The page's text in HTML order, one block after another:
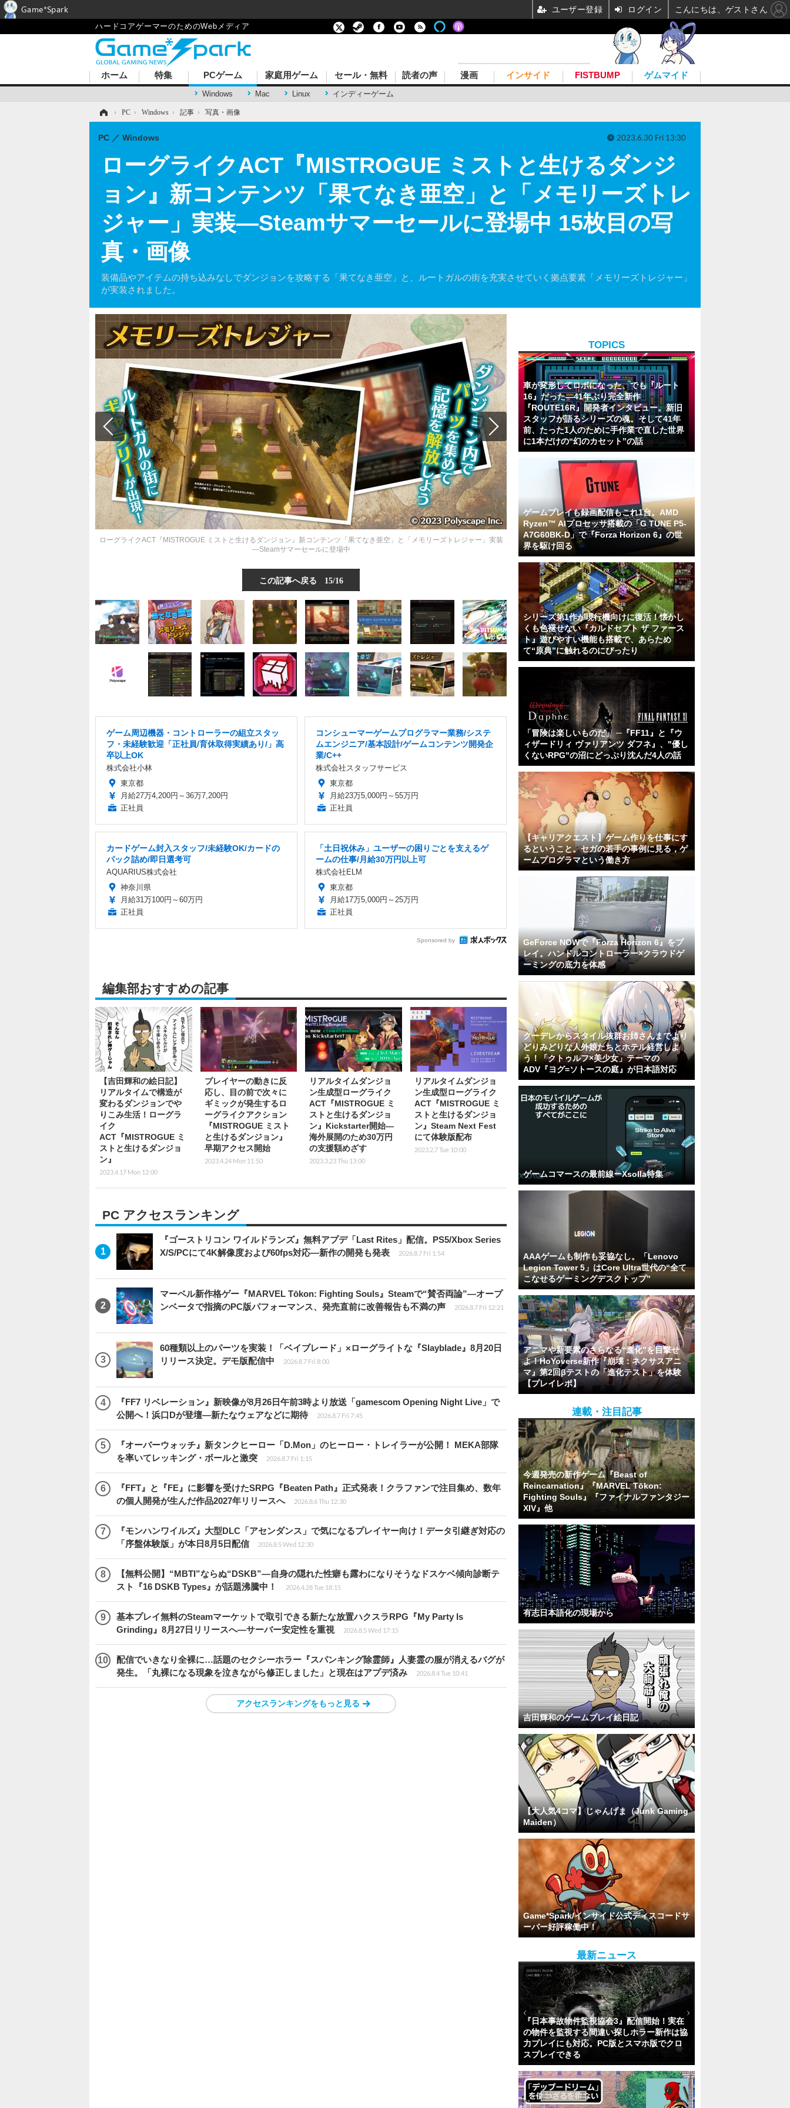
ハードコアゲーマーのためのWebメディア
ホーム 特集 PCゲーム
Windows Mac Linux インディーゲーム
家庭用ゲーム セール・無料 読者の声 漫画 インサイド FISTBUMP ゲムマイド
› PC › Windows › 記事 › 写真・画像
ローグライクACT『MISTROGUE ミストと生けるダンジ
ョン』新コンテンツ「果てなき亜空」と「メモリーズトレ
ジャー」実装―Steamサマーセールに登場中 15枚目の写
真・画像
装備品やアイテムの持ち込みなしでダンジョンを攻略する「果てなき亜空」と、ルートガルの街を充実させていく拠点要素「メモリーズトレジャー」
が実装されました。
PC Windows 2023.6.30 Fri 13:30
ローグライクACT『MISTROGUE ミストと生けるダンジョン』新コンテンツ「果てなき亜空」と「メモリーズトレジャー」実装
―Steamサマーセールに登場中
この記事へ戻る 15/16
ゲーム周辺機器・コントローラーの組立スタッ
フ・未経験歓迎「正社員/育休取得実績あり/」高
卒以上OK
株式会社小林
東京都
月給27万4,200円～36万7,200円
正社員
コンシューマーゲームプログラマー業務/システ
ムエンジニア/基本設計/ゲームコンテンツ開発企
業/C++
株式会社スタッフサービス
東京都
月給23万5,000円～55万円
正社員
カードゲーム封入スタッフ/未経験OK/カードの
パック詰め/即日選考可
AQUARIUS株式会社
神奈川県
月給31万100円～60万円
正社員
「土日祝休み」ユーザーの困りごとを支えるゲ
ームの仕事/月給30万円以上可
株式会社ELM
東京都
月給17万5,000円～25万円
正社員
Sponsored by
編集部おすすめの記事
【吉田輝和の絵日記】
リアルタイムで構造が
変わるダンジョンでや
りこみ生活！ローグラ
イク
ACT『MISTROGUE ミ
ストと生けるダンジョ
ン』
2023.4.17 Mon 12:00
プレイヤーの動きに反
応し、目の前で次々に
ギミックが発生するロ
ーグライクアクション
『MISTROGUE ミスト
と生けるダンジョン』
早期アクセス開始
2023.4.24 Mon 11:50
リアルタイムダンジョ
ン生成型ローグライク
ACT『MISTROGUE ミ
ストと生けるダンジョ
ン』Kickstarter開始―
海外展開のため30万円
の支援額めざす
2023.3.23 Thu 13:00
リアルタイムダンジョ
ン生成型ローグライク
ACT『MISTROGUE ミ
ストと生けるダンジョ
ン』Steam Next Fest
にて体験版配布
2023.2.7 Tue 10:00
PC アクセスランキング
『ゴーストリコン ワイルドランズ』無料アプデ「Last Rites」配信。PS5/Xbox Series
X/S/PCにて4K解像度および60fps対応―新作の開発も発表
2026.8.7 Fri 1:54
マーベル新作格ゲー『MARVEL Tōkon: Fighting Souls』Steamで“賛否両論”―オープ
ンベータで指摘のPC版パフォーマンス、発売直前に改善報告も不満の声
2026.8.7 Fri 12:21
60種類以上のパーツを実装！「ベイブレード」×ローグライトな『Slayblade』8月20日
リリース決定。デモ版配信中
2026.8.7 Fri 8:00
『FF7 リベレーション』新映像が8月26日午前3時より放送「gamescom Opening Night Live」で
公開へ！浜口Dが登壇―新たなウェアなどに期待
2026.8.7 Fri 7:45
『オーバーウォッチ』新タンクヒーロー「D.Mon」のヒーロー・トレイラーが公開！ MEKA部隊
を率いてレッキング・ボールと激突
2026.8.7 Fri 1:15
『FFT』と『FE』に影響を受けたSRPG『Beaten Path』正式発表！クラファンで注目集め、数年
の個人開発が生んだ作品2027年リリースへ
2026.8.6 Thu 12:30
『モンハンワイルズ』大型DLC「アセンダンス」で気になるプレイヤー向け！データ引継ぎ対応の
「序盤体験版」が本日8月5日配信
2026.8.5 Wed 12:30
【無料公開】“MBTI”ならぬ“DSKB”―自身の隠れた性癖も露わになりそうなドスケベ傾向診断テ
スト『16 DSKB Types』が話題沸騰中！
2026.4.28 Tue 18:15
基本プレイ無料のSteamマーケットで取引できる新たな放置ハクスラRPG『My Party Is
Grinding』8月27日リリースへ―サーバー安定性を重視
2026.8.5 Wed 17:15
配信でいきなり全裸に…話題のセクシーホラー『スパンキング除霊師』人妻霊の服が消えるバグが
発生。「丸裸になる現象を泣きながら修正しました」と現在はアプデ済み
2026.8.4 Tue 10:41
アクセスランキングをもっと見る
TOPICS
車が変形してロボになった、でも『ルート
16』だった―41年ぶり完全新作
『ROUTE16R』開発者インタビュー。新旧
スタッフが語るシリーズの魂。そして41年
前、たった1人のために手作業で直した世界
に1本だけの“幻のカセット”の話
ゲームプレイも録画配信もこれ1台。AMD
Ryzen™ AIプロセッサ搭載の「G TUNE P5-
A7G60BK-D」で『Forza Horizon 6』の世
界を駆け回る
シリーズ第1作が現行機向けに復活！懐かし
くも色褪せない『カルドセプト ザ ファース
ト』遊びやすい機能も搭載で、あらため
て“原典”に触れるのにぴったり
「冒険は楽しいものだ」 ─『FF11』と『ウ
ィザードリィ ヴァリアンツ ダフネ』、"優し
くないRPG"の沼にどっぷり沈んだ4人の話
【キャリアクエスト】ゲーム作りを仕事にす
るということ。セガの若手の事例に見る，ゲ
ームプログラマという働き方
GeForce NOWで『Forza Horizon 6』をプ
レイ。ハンドルコントローラー×クラウドゲ
ーミングの底力を体感
クーデレからスタイル抜群お姉さんまでより
どりみどりな人外娘たちとホテル経営しよ
う！「クトゥルフ×美少女」テーマの
ADV『ヨグ=ソトースの庭』が日本語対応
ゲームコマースの最前線ーXsolla特集
AAAゲームも制作も妥協なし。「Lenovo
Legion Tower 5」はCore Ultra世代の“全て
こなせるゲーミングデスクトップ”
アニマや新要素のさらなる“進化”を目撃せ
よ！HoYoverse新作『崩壊：ネクサスアニ
マ』第2回βテストの「進化テスト」を体験
【プレイレポ】
連載・注目記事
今週発売の新作ゲーム『Beast of
Reincarnation』『MARVEL Tōkon:
Fighting Souls』『ファイナルファンタジー
XIV』他
有志日本語化の現場から
吉田輝和のゲームプレイ絵日記
【大人気4コマ】じゃんげま（Junk Gaming
Maiden）
Game*Spark/インサイド公式ディスコードサ
ーバー好評稼働中！
最新ニュース
『日本事故物件監視協会3』配信開始！実在
の物件を監視する間違い探しホラー新作は協
力プレイにも対応。PC版とスマホ版でクロ
スプレイできる
Game*Spark ユーザー登録 ログイン こんにちは、ゲストさん